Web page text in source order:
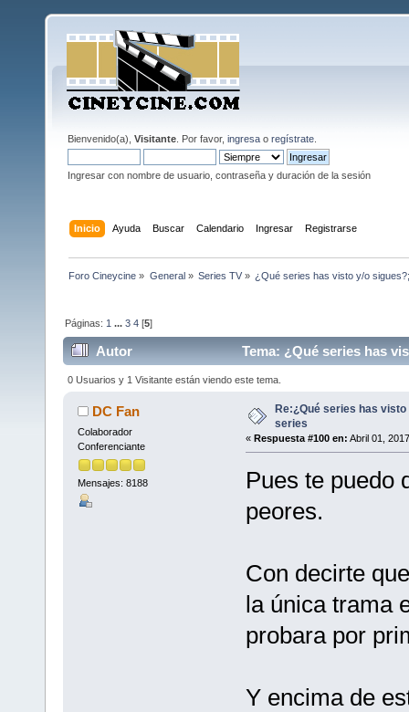
Bienvenido(a), Visitante . Por favor, ingresa o regístrate
Ingresar con nombre de usuario, contraseña y duración de la sesión
Inicio Ayuda Buscar Calendario Ingresar Registrarse
Foro Cineycine » General» Series TV» ¿Qué series has visto y/o
Páginas: 1 ...3 4 [5]
Autor Tema: ¿Qué series has
0 Usuarios y 1 Visitante están viendo este tema.
DC Fan
Colaborador
Conferenciante
Mensajes: 8188
Re:¿Qué series has
series
« Respuesta #100 en: Abril 01,
Pues te puedo
peores.
Con decirte
la única trama
probara por
Y encima de